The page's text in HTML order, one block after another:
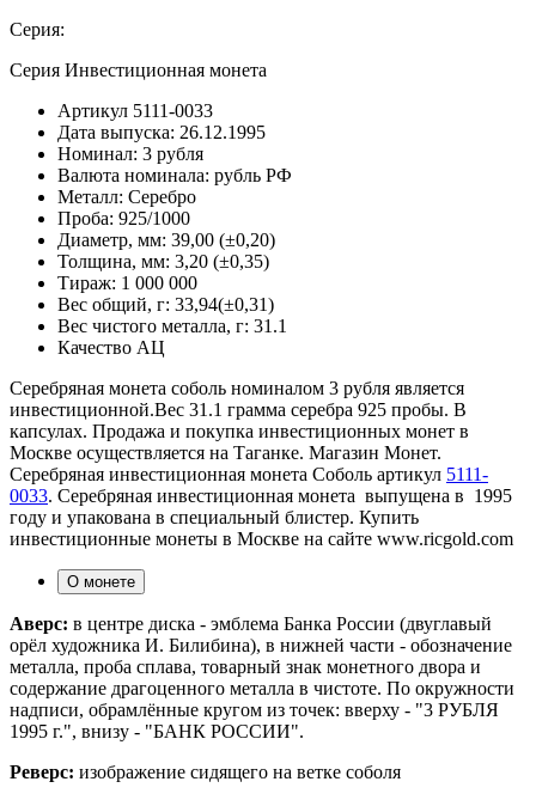
Серия:
Серия Инвестиционная монета
Артикул 5111-0033
Дата выпуска: 26.12.1995
Номинал: 3 рубля
Валюта номинала: рубль РФ
Металл: Серебро
Проба: 925/1000
Диаметр, мм: 39,00 (±0,20)
Толщина, мм: 3,20 (±0,35)
Тираж: 1 000 000
Вес общий, г: 33,94(±0,31)
Вес чистого металла, г: 31.1
Качество АЦ
Серебряная монета соболь номиналом 3 рубля является
инвестиционной.Вес 31.1 грамма серебра 925 пробы. В
капсулах. Продажа и покупка инвестиционных монет в
Москве осуществляется на Таганке. Магазин Монет.
Серебряная инвестиционная монета Соболь артикул 5111-
0033. Серебряная инвестиционная монета выпущена в 1995
году и упакована в специальный блистер. Купить
инвестиционные монеты в Москве на сайте www.ricgold.com
О монете
Аверс: в центре диска - эмблема Банка России (двуглавый
орёл художника И. Билибина), в нижней части - обозначение
металла, проба сплава, товарный знак монетного двора и
содержание драгоценного металла в чистоте. По окружности
надписи, обрамлённые кругом из точек: вверху - "3 РУБЛЯ
1995 г.", внизу - "БАНК РОССИИ".
Реверс: изображение сидящего на ветке соболя